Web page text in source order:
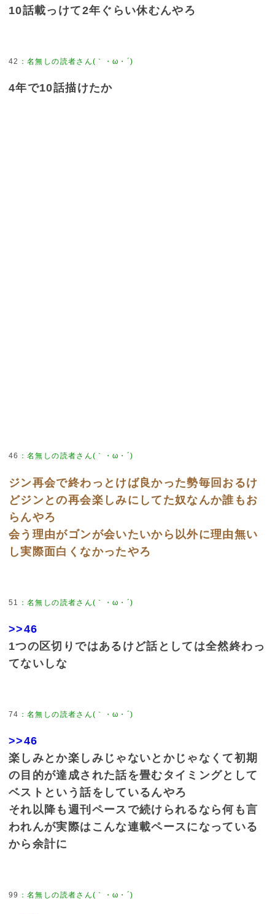
10話載っけて2年ぐらい休むんやろ
42 ：名無しの読者さん(｀・ω・´)
4年で10話描けたか
46 ：名無しの読者さん(｀・ω・´)
ジン再会で終わっとけば良かった勢毎回おるけ
どジンとの再会楽しみにしてた奴なんか誰もお
らんやろ
会う理由がゴンが会いたいから以外に理由無い
し実際面白くなかったやろ
51 ：名無しの読者さん(｀・ω・´)
>>46
1つの区切りではあるけど話としては全然終わっ
てないしな
74 ：名無しの読者さん(｀・ω・´)
>>46
楽しみとか楽しみじゃないとかじゃなくて初期
の目的が達成された話を畳むタイミングとして
ベストという話をしているんやろ
それ以降も週刊ペースで続けられるなら何も言
われんが実際はこんな連載ペースになっている
から余計に
99 ：名無しの読者さん(｀・ω・´)